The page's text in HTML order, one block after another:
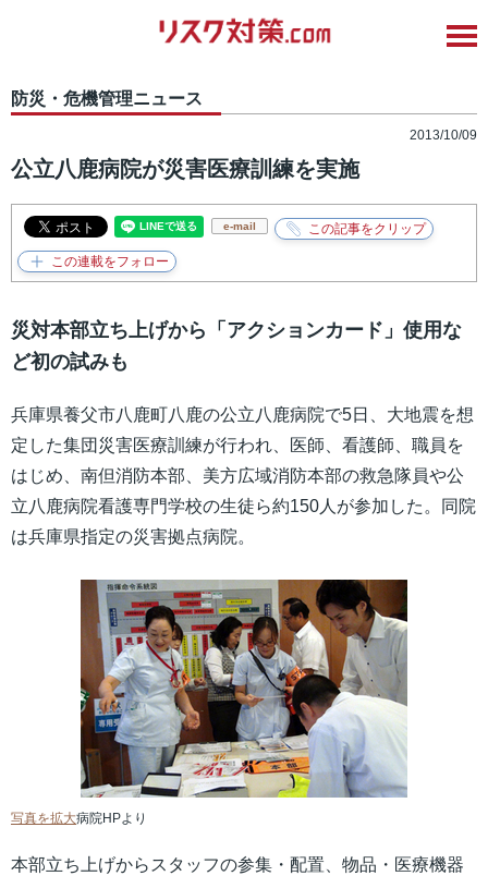
防災・危機管理ニュース
2013/10/09
公立八鹿病院が災害医療訓練を実施
e-mail
災対本部立ち上げから「アクションカード」使用な
ど初の試みも
兵庫県養父市八鹿町八鹿の公立八鹿病院で5日、大地震を想
定した集団災害医療訓練が行われ、医師、看護師、職員を
はじめ、南但消防本部、美方広域消防本部の救急隊員や公
立八鹿病院看護専門学校の生徒ら約150人が参加した。同院
は兵庫県指定の災害拠点病院。
写真を拡大病院HPより
本部立ち上げからスタッフの参集・配置、物品・医療機器